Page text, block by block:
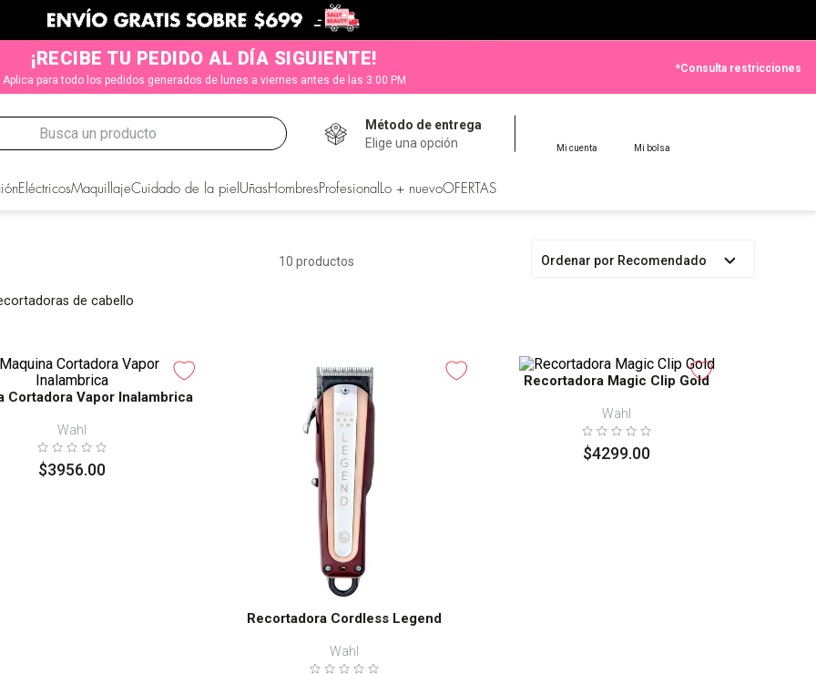
¡RECIBE TU PEDIDO AL DÍA SIGUIENTE!
Aplica para todo los pedidos generados de lunes a viernes antes de las 3:00 PM
*Consulta restricciones
Busca un producto
Método de entrega
Elige una opción
Mi cuenta Mi bolsa
EléctricosMaquillajeCuidado de la piel Uñas Hombres Profesional Lo + nuevoOFERTAS
10 productos Ordenar por Recomendado
de cabello
Cortadora Vapor Inalambrica
Wahl
$3956.00
Recortadora Cordless Legend
Wahl
Recortadora Magic Clip Gold
Wahl
$4299.00